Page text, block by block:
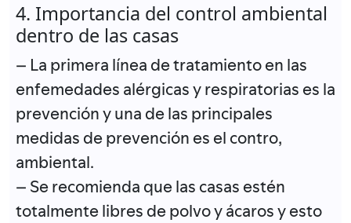
4. Importancia del control ambiental
dentro de las casas
– La primera línea de tratamiento en las
enfemedades alérgicas y respiratorias es la
prevención y una de las principales
medidas de prevención es el contro,
ambiental.
– Se recomienda que las casas estén
totalmente libres de polvo y ácaros y esto